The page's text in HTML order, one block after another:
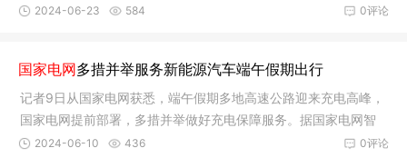
年6月
0评论
2024-06-23 584
国家电网多措并举服务新能源汽车端午假期出行
记者9日从国家电网获悉，端午假期多地高速公路迎来充电高峰，
国家电网提前部署，多措并举做好充电保障服务。据国家电网智
慧车联
0评论
2024-06-10 436